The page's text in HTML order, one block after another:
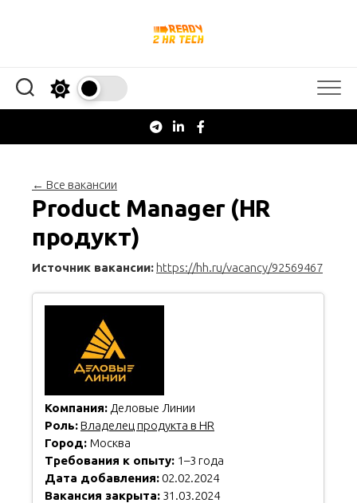
← Все вакансии
Product Manager (HR
продукт)
Источник вакансии: https://hh.ru/vacancy/92569467
Компания: Деловые Линии
Роль:Владелец продукта в HR
Город: Москва
Требования к опыту: 1–3 года
Дата добавления: 02.02.2024
Вакансия закрыта: 31.03.2024